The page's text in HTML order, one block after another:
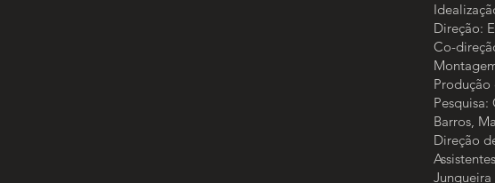
Direção:
Co-
Produção
Barros,
Direção
Junqueira